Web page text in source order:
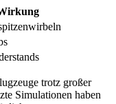
trotz großer
Simulationen haben